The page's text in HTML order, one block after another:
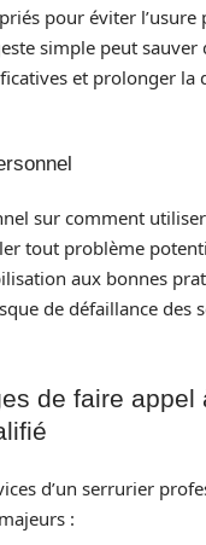
pour éviter l’usure
simple peut sauver
et prolonger la
sur comment
tout problème
aux bonnes
de défaillance des
de faire appel
d’un serrurier
: